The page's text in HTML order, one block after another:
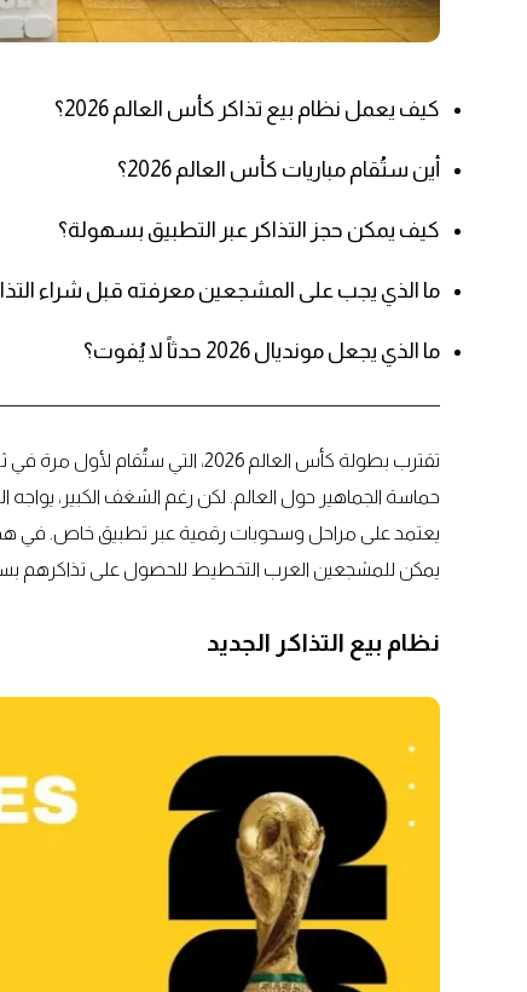
كيف يعمل نظام بيع تذاكر كأس العالم 2026؟
أين ستُقام مباريات كأس العالم 2026؟
كيف يمكن حجز التذاكر عبر التطبيق بسهولة؟
ما الذي يجب على المشجعين معرفته قبل شراء
ما الذي يجعل مونديال 2026 حدثاً لا يُفوت؟
تقترب بطولة كأس العالم 2026،
حماسة الجماهير حول العالم. لكن رغم الشغف الكبير، يواجه
يعتمد على مراحل وسحوبات رقمية عبر تطبيق خاص. في
يمكن للمشجعين العرب التخطيط للحصول على تذاكرهم
نظام بيع التذاكر الجديد